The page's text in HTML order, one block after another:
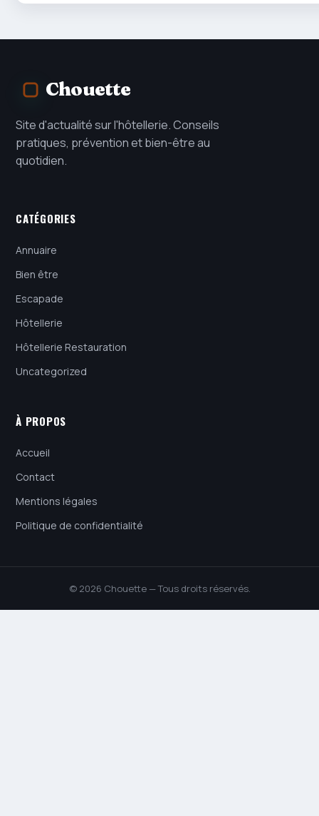
Chouette
Site d'actualité sur l'hôtellerie. Conseils
pratiques, prévention et bien-être au
quotidien.
CATÉGORIES
Annuaire
Bien être
Escapade
Hôtellerie
Hôtellerie Restauration
Uncategorized
À PROPOS
Accueil
Contact
Mentions légales
Politique de confidentialité
© 2026 Chouette — Tous droits réservés.